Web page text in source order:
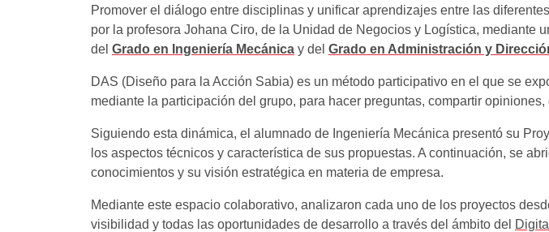
Promover el diálogo entre disciplinas y unificar aprendizajes entre las
por la profesora Johana Ciro, de la Unidad de Negocios y Logística, mediante
del Grado en Ingeniería Mecánica y del Grado en Administración y
DAS (Diseño para la Acción Sabia) es un método participativo en el que se
mediante la participación del grupo, para hacer preguntas, compartir
Siguiendo esta dinámica, el alumnado de Ingeniería Mecánica presentó su
los aspectos técnicos y característica de sus propuestas. A continuación, se
conocimientos y su visión estratégica en materia de empresa.
Mediante este espacio colaborativo, analizaron cada uno de los proyectos
visibilidad y todas las oportunidades de desarrollo a través del ámbito del